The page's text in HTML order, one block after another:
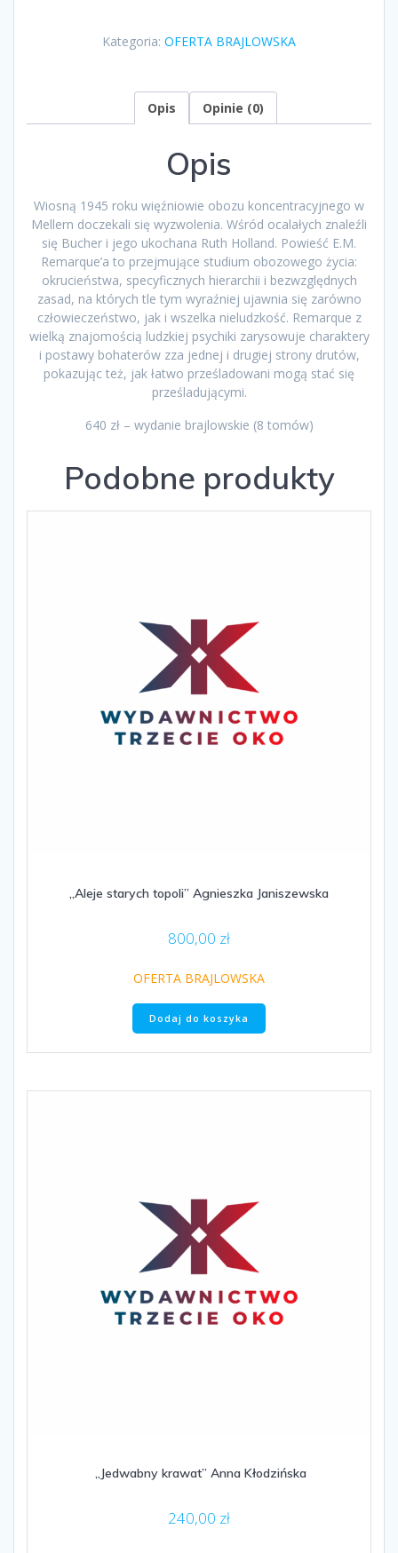
Maria
Kategoria: OFERTA BRAJLOWSKA
Opis Opinie (0)
Opis
Wiosną 1945 roku więźniowie obozu koncentracyjnego w
Mellern doczekali się wyzwolenia. Wśród ocalałych znaleźli
się Bucher i jego ukochana Ruth Holland. Powieść E.M.
Remarque’a to przejmujące studium obozowego życia:
okrucieństwa, specyficznych hierarchii i bezwzględnych
zasad, na których tle tym wyraźniej ujawnia się zarówno
człowieczeństwo, jak i wszelka nieludzkość. Remarque z
wielką znajomością ludzkiej psychiki zarysowuje charaktery
i postawy bohaterów zza jednej i drugiej strony drutów,
pokazując też, jak łatwo prześladowani mogą stać się
prześladującymi.
640 zł – wydanie brajlowskie (8 tomów)
Podobne produkty
„Aleje starych topoli” Agnieszka Janiszewska
800,00 zł
OFERTA BRAJLOWSKA
Dodaj do koszyka
„Jedwabny krawat” Anna Kłodzińska
240,00 zł